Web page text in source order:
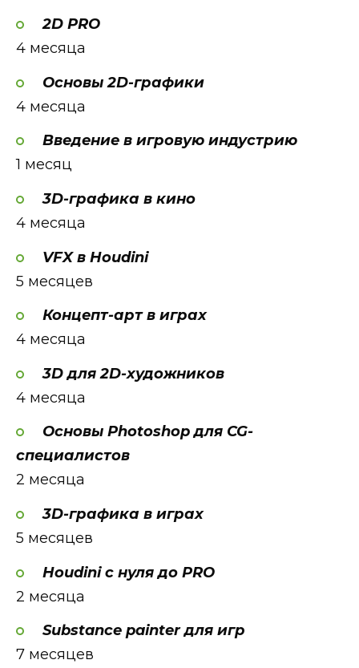
2D PRO
4 месяца
Основы 2D-графики
4 месяца
Введение в игровую индустрию
1 месяц
3D-графика в кино
4 месяца
VFX в Houdini
5 месяцев
Концепт-арт в играх
4 месяца
3D для 2D-художников
4 месяца
Основы Photoshop для CG-
специалистов
2 месяца
3D-графика в играх
5 месяцев
Houdini c нуля до PRO
2 месяца
Substance painter для игр
7 месяцев